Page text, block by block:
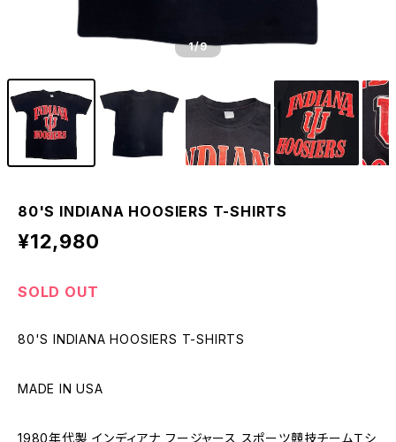
1/9
80'S INDIANA HOOSIERS T-SHIRTS
¥12,980
SOLD OUT
80'S INDIANA HOOSIERS T-SHIRTS
MADE IN USA
1980年代製 インディアナ フージャース スポーツ競技チームＴシ